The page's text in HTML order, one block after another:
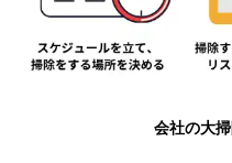
会社の大